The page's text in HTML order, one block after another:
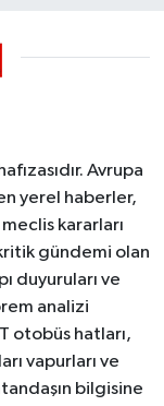
Avrupa
yerel haberler,
kararları
gündemi olan
duyuruları ve
analizi
otobüs hatları,
vapurları ve
bilgisine